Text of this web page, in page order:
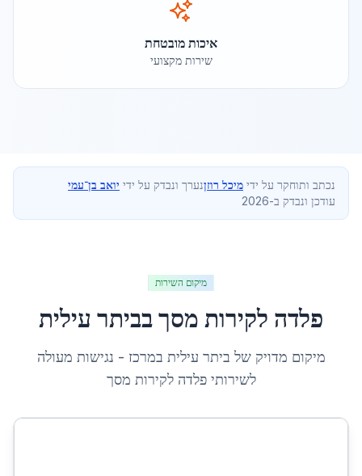
איכות מובטחת
שירות מקצועי
נכתב ותוחקר על ידי מיכל רוזןנערך ונבדק על ידי יואב בן־עמי
עודכן ונבדק ב-2026
מיקום השירות
פלדה לקירות מסךבביתר עילית
מיקום מדויק של ביתר עילית במרכז - נגישות מעולה
לשירותיפלדה לקירות מסך